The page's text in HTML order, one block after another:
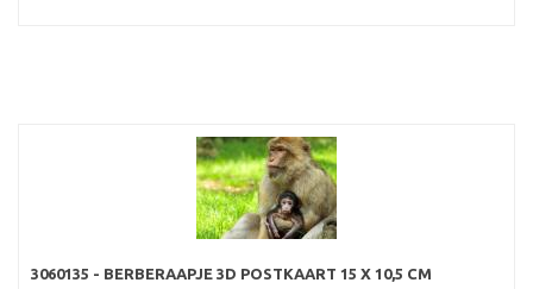
3060135 - BERBERAAPJE 3D POSTKAART 15 X 10,5 CM